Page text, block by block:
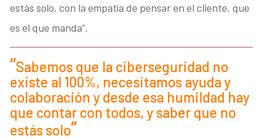
estás solo, con la empatía de pensar en el cliente, que
es el que manda”.
Sabemos que la ciberseguridad no
existe al 100%, necesitamos ayuda y
colaboración y desde esa humildad hay
que contar con todos, y saber que no
estás solo